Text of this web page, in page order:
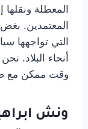
المعطلة ونقلها
المعتمدين.
التي تواجهها
أنحاء البلاد.
وقت ممكن مع
ونش